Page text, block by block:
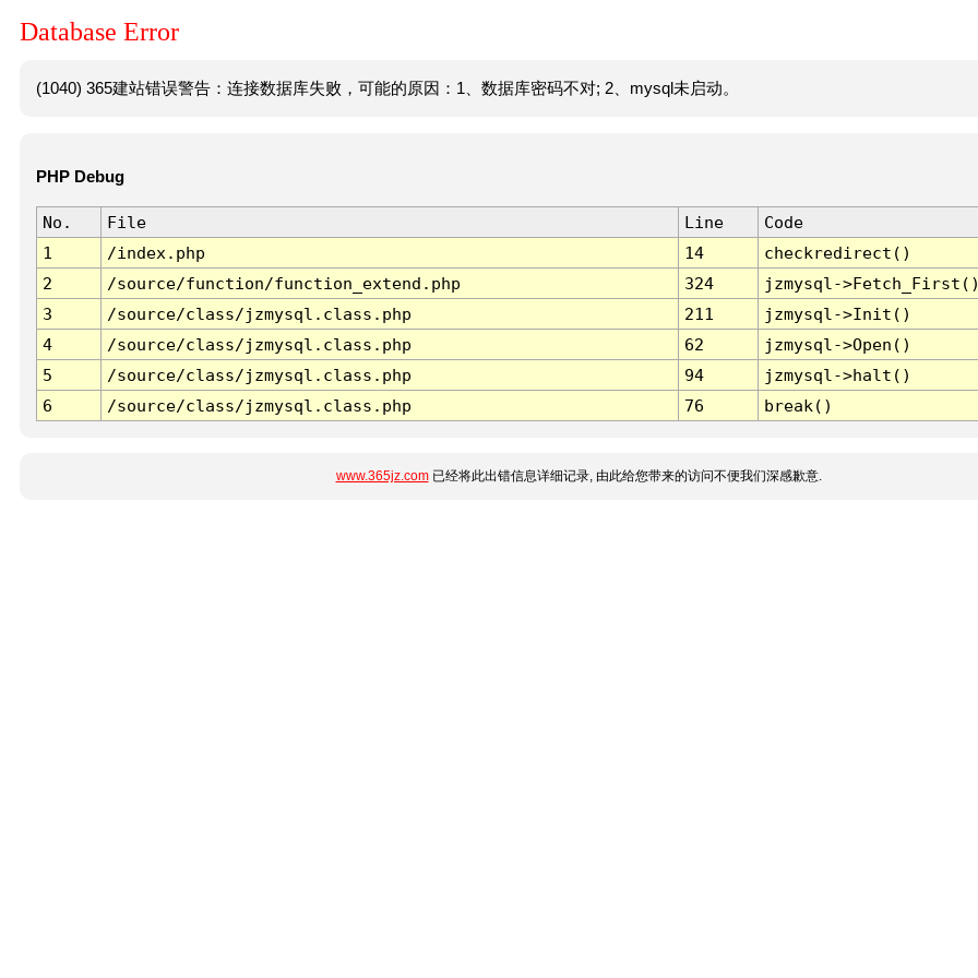
Database Error
(1040) 365建站错误警告：连接数据库失败，可能的原因：1、数据库密码不对; 2、mysql未启动。
PHP Debug
No. File Line
Code
1
/index.php 14
checkredirect()
2
/source/function/function_extend.php 324
jzmysql-
3
/source/class/jzmysql.class.php 211
jzmysql->Init()
4
/source/class/jzmysql.class.php 62
jzmysql->Open()
5
/source/class/jzmysql.class.php 94
jzmysql->halt()
6
/source/class/jzmysql.class.php 76 break()
www.365jz.com已经将此出错信息详细记录, 由此给您带来的访问不便我们深感歉意.